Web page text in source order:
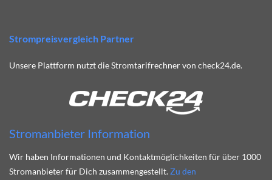
Strompreisvergleich Partner
Unsere Plattform nutzt die Stromtarifrechner von check24.de.
Stromanbieter Information
Wir haben Informationen und Kontaktmöglichkeiten für über 1000
Stromanbieter für Dich zusammengestellt. Zu den